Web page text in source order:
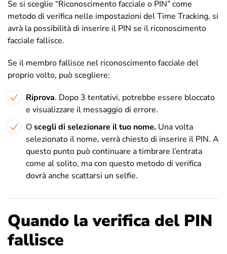
Se si sceglie “Riconoscimento facciale o PIN” come
metodo di verifica nelle impostazioni del Time Tracking, si
avrà la possibilità di inserire il PIN se il riconoscimento
facciale fallisce.
Se il membro fallisce nel riconoscimento facciale del
proprio volto, può scegliere:
Riprova. Dopo 3 tentativi, potrebbe essere bloccato
e visualizzare il messaggio di errore.
Oscegli di selezionare il tuo nome. Una volta
selezionato il nome, verrà chiesto di inserire il PIN. A
questo punto può continuare a timbrare l’entrata
come al solito, ma con questo metodo di verifica
dovrà anche scattarsi un selfie.
Quando la verifica del PIN
fallisce